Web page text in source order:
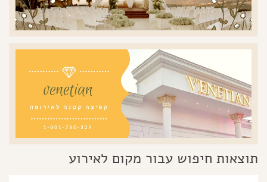
תוצאות חיפוש עבור מקום לאירוע